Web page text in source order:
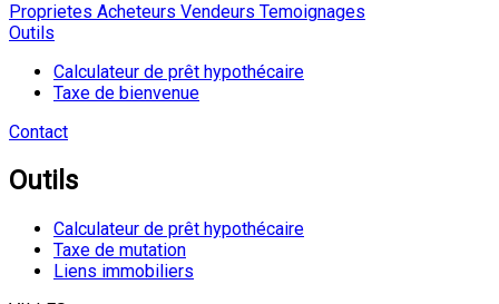
Proprietes Acheteurs Vendeurs Temoignages
Outils
Calculateur de prêt hypothécaire
Taxe de bienvenue
Contact
Outils
Calculateur de prêt hypothécaire
Taxe de mutation
Liens immobiliers